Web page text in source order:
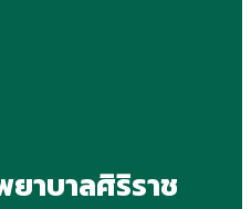
ยาบาลศิริราช